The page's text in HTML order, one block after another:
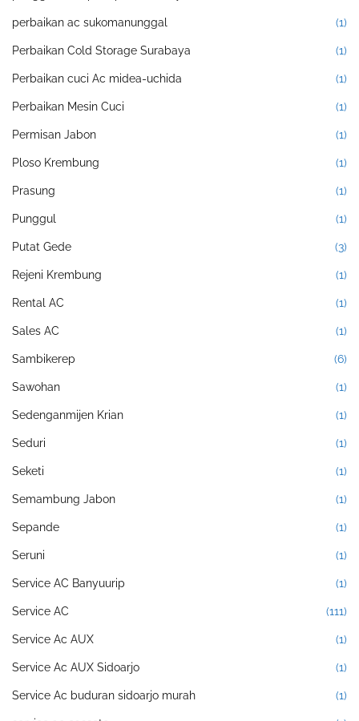
perbaikan ac sukomanunggal (1)
Perbaikan Cold Storage Surabaya (1)
Perbaikan cuci Ac midea-uchida (1)
Perbaikan Mesin Cuci (1)
Permisan Jabon (1)
Ploso Krembung (1)
Prasung (1)
Punggul (1)
Putat Gede (3)
Rejeni Krembung (1)
Rental AC (1)
Sales AC (1)
Sambikerep (6)
Sawohan (1)
Sedenganmijen Krian (1)
Seduri (1)
Seketi (1)
Semambung Jabon (1)
Sepande (1)
Seruni (1)
Service AC Banyuurip (1)
Service AC (111)
Service Ac AUX (1)
Service Ac AUX Sidoarjo (1)
Service Ac buduran sidoarjo murah (1)